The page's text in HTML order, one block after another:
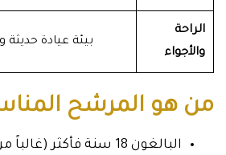
الراحة
والأجواء
بيئة عيادة
من هو المرشح
البالغون 18 سنة فأكثر (غالباً من 30 إلى 60 سنة)